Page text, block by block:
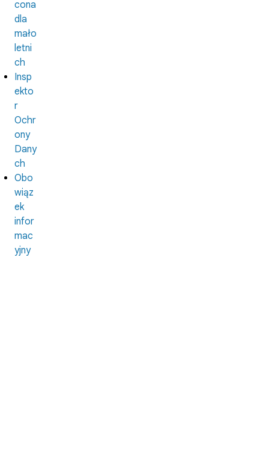
cona
dla
mało
letni
ch
Insp
ekto
r
Ochr
ony
Dany
ch
Obo
wiąz
ek
infor
mac
yjny